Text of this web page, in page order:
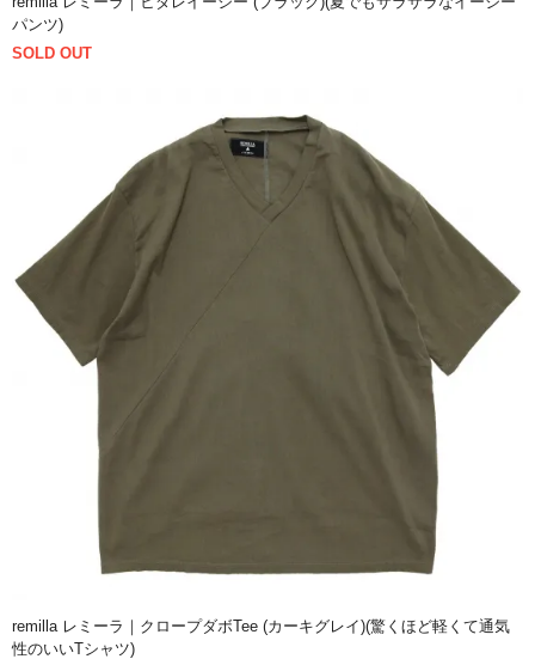
パンツ)
SOLD OUT
remilla レミーラ｜クロープダボTee (カーキグレイ)(驚くほど軽くて通気
性のいいTシャツ)